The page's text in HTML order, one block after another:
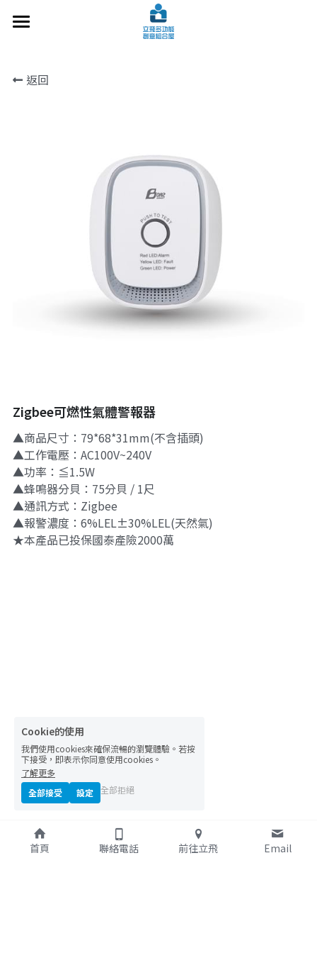
設計案例
返回
Zigbee可燃性氣體警報器
▲商品尺寸：79*68*31mm(不含插頭)
▲工作電壓：AC100V~240V
▲功率：≦1.5W
▲蜂鳴器分貝：75分貝 / 1尺
▲通訊方式：Zigbee
▲報警濃度：6%LEL±30%LEL(天然氣)
★本產品已投保國泰產險2000萬
部落格分類
所有博客分類
首頁 聯絡電話 前往立飛 Email
Cookie的使用
我們使用cookies來確保流暢的瀏覽體驗。若按
下接受，即表示你同意使用cookies。
了解更多
全部接受
設定 全部拒絕